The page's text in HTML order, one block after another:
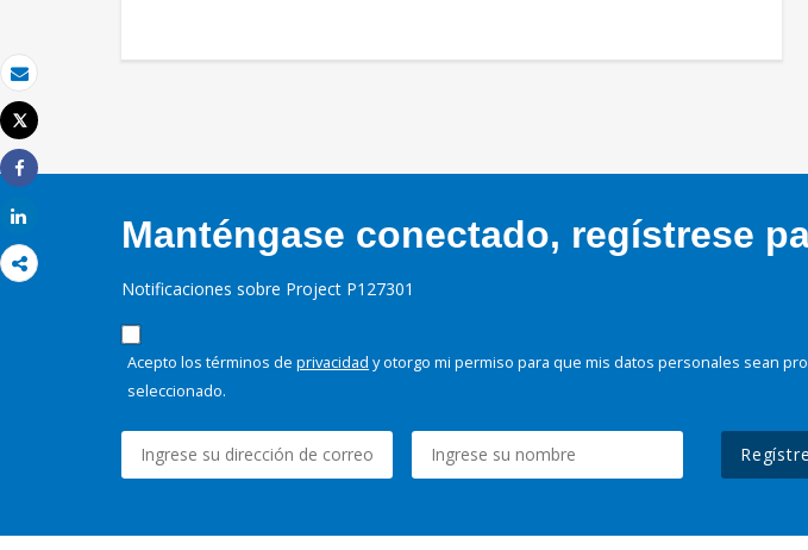
Correo electrónico
Imprimir
Tweet
Share
Manténgase conectado, regístrese
Notificaciones sobre Project P127301
Acepto los términos de privacidad y otorgo mi permiso para que mis datos personales sean
seleccionado.